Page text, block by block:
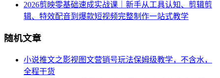
2026剪映零基础速成实战课｜新手从工具认知、剪辑剪
辑、特效配音到爆款短视频完整制作一站式教学
随机文章
小说推文之影视图文营销号玩法保姆级教学，不含水，
全程干货